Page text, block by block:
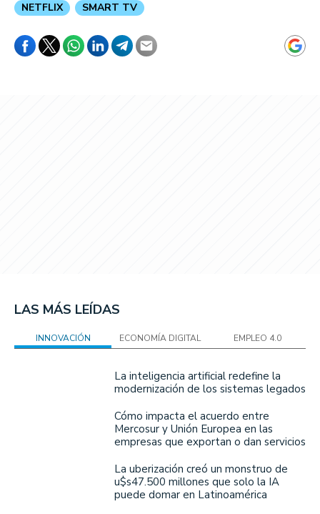
NETFLIX SMART TV
LAS MÁS LEÍDAS
INNOVACIÓN ECONOMÍA DIGITAL EMPLEO 4.0
La inteligencia artificial redefine la
modernización de los sistemas legados
Cómo impacta el acuerdo entre
Mercosur y Unión Europea en las
empresas que exportan o dan servicios
La uberización creó un monstruo de
u$s47.500 millones que solo la IA
puede domar en Latinoamérica